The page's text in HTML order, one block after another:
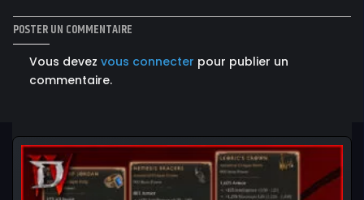
POSTER UN COMMENTAIRE
Vous devez vous connecter pour publier un
commentaire.